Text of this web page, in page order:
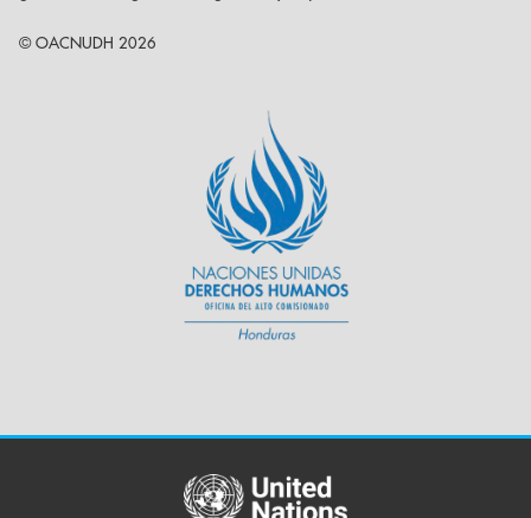
© OACNUDH 2026